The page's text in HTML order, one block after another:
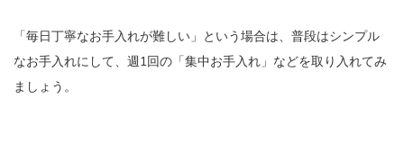
「毎日丁寧なお手入れが難しい」という場合は、普段はシンプル
なお手入れにして、週1回の「集中お手入れ」などを取り入れてみ
ましょう。